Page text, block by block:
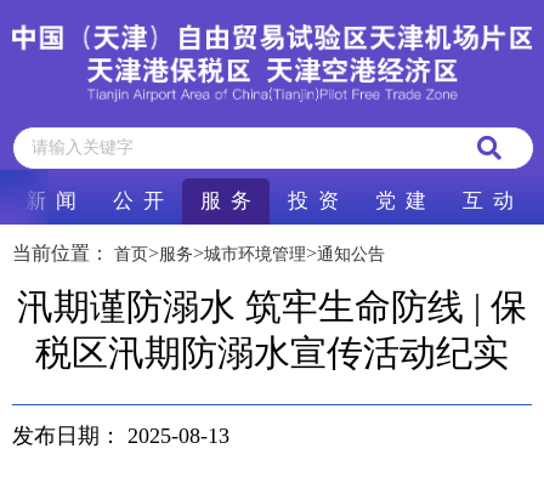
新 闻 公 开 服 务 投 资 党 建 互 动
当前位置： 首页>服务>城市环境管理>通知公告
汛期谨防溺水 筑牢生命防线 | 保
税区汛期防溺水宣传活动纪实
发布日期： 2025-08-13